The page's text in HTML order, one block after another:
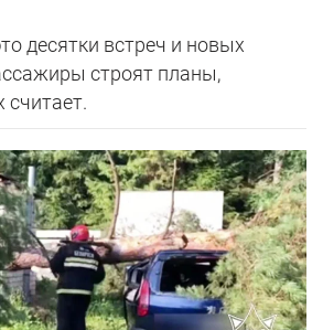
десятки встреч и новых
строят планы,
считает.